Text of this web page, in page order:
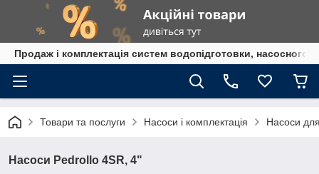
Продаж і комплектація систем водопідготовки, насосного
Товари та послуги Насоси і комплектація Насоси
Насоси Pedrollo 4SR, 4"